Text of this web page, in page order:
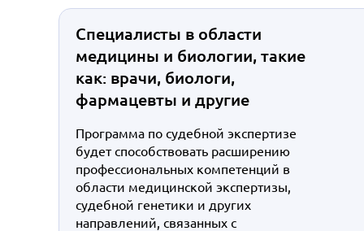
Специалисты в области
медицины и биологии, такие
как: врачи, биологи,
фармацевты и другие
Программа по судебной экспертизе
будет способствовать расширению
профессиональных компетенций в
области медицинской экспертизы,
судебной генетики и других
направлений, связанных с